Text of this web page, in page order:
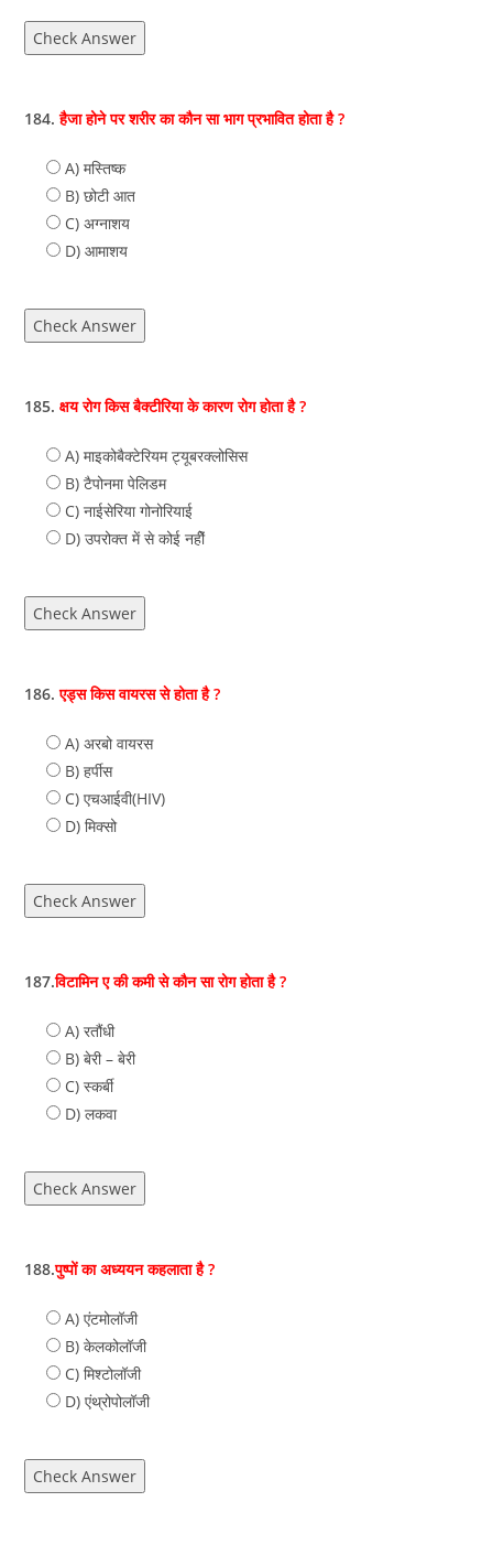
Check Answer
184.हैजा होने पर शरीर का कौन सा भाग प्रभावित होता है ?
A) मस्तिष्‍क
B) छोटी आत
C) अग्‍नाशय
D) आमाशय
Check Answer
185.क्षय रोग किस बैक्टीरिया के कारण रोग होता है ?
A) माइकोबैक्टेरियम ट्यूबरक्लोसिस
B) टैपोनमा पेलिडम
C) नाईसेरिया गोनोरियाई
D) उपरोक्‍त में से कोई नहीें
Check Answer
186. एड्स किस वायरस से होता है ?
A) अरबो वायरस
B) हर्पीस
C) एचआईवी(HIV)
D) मिक्‍सो
Check Answer
187.विटामिन ए की कमी से कौन सा रोग होता है ?
A) रतौंधी
B) बेरी – बेरी
C) स्‍कर्बी
D) लकवा
Check Answer
188.पुष्पों का अध्ययन कहलाता है ?
A) एंटमोलॉजी
B) केलकोलॉजी
C) मिश्‍टोलॉजी
D) एंथ्रोपोलॉजी
Check Answer